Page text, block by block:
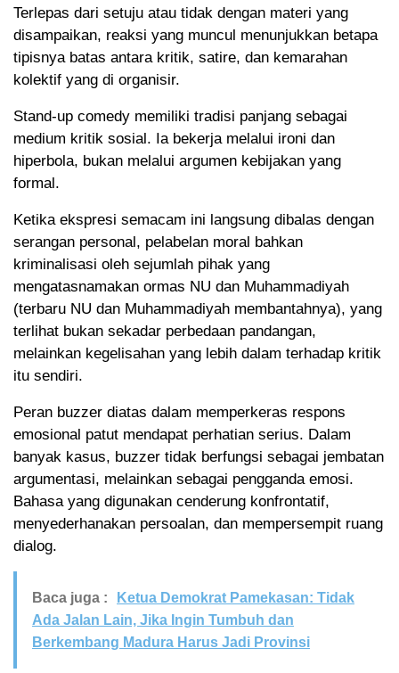
Terlepas dari setuju atau tidak dengan materi yang
disampaikan, reaksi yang muncul menunjukkan betapa
tipisnya batas antara kritik, satire, dan kemarahan
kolektif yang di organisir.
Stand-up comedy memiliki tradisi panjang sebagai
medium kritik sosial. Ia bekerja melalui ironi dan
hiperbola, bukan melalui argumen kebijakan yang
formal.
Ketika ekspresi semacam ini langsung dibalas dengan
serangan personal, pelabelan moral bahkan
kriminalisasi oleh sejumlah pihak yang
mengatasnamakan ormas NU dan Muhammadiyah
(terbaru NU dan Muhammadiyah membantahnya), yang
terlihat bukan sekadar perbedaan pandangan,
melainkan kegelisahan yang lebih dalam terhadap kritik
itu sendiri.
Peran buzzer diatas dalam memperkeras respons
emosional patut mendapat perhatian serius. Dalam
banyak kasus, buzzer tidak berfungsi sebagai jembatan
argumentasi, melainkan sebagai pengganda emosi.
Bahasa yang digunakan cenderung konfrontatif,
menyederhanakan persoalan, dan mempersempit ruang
dialog.
Baca juga :
Ketua Demokrat Pamekasan: Tidak
Ada Jalan Lain, Jika Ingin Tumbuh dan
Berkembang Madura Harus Jadi Provinsi